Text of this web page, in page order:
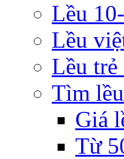
Lều
Lều
Lều trẻ
Tìm
Giá
Từ